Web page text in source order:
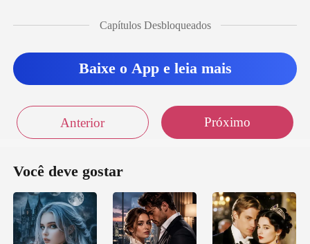
Capítulos Desbloqueados
Baixe o App e leia mais
Anterior Próximo
Você deve gostar